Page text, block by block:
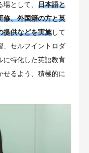
として、 日本語と
修、外国籍の方と英
提供などを実施して
、セルフイントロダ
に特化した英語教育
せるよう、積極的に